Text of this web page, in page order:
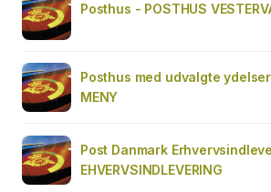
Posthus - POSTHUS
Posthus med udvalgte
MENY
Post Danmark
EHVERVSINDLEVERING